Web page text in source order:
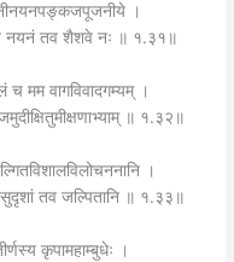
।
नयनं तव शैशवे नः ॥ १.३१॥
च मम वागविवादगम्यम् ।
॥ १.३२॥
।
सुदृशां तव जल्पितानि ॥ १.३३॥
कृपामहाम्बुधेः ।